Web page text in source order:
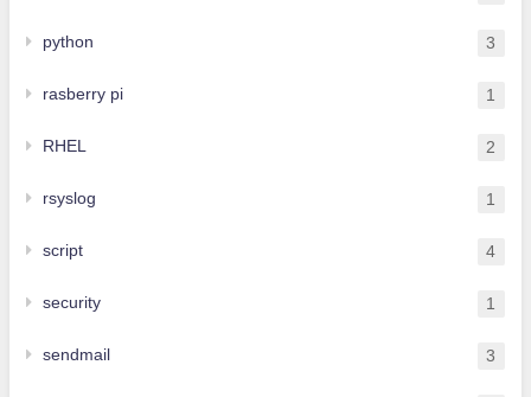
python 3
rasberry pi 1
RHEL 2
rsyslog 1
script 4
security 1
sendmail 3